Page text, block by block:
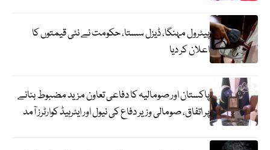
پیٹرول مہنگا، ڈیزل سستا، حکومت نے نئی قیمتوں کا
اعلان کر دیا
پاکستان اور صومالیہ کا دفاعی تعاون مزید مضبوط بنانے
پر اتفاق، صومالی وزیر دفاع کی نیول اور ایئرہیڈ کوارٹرز آمد